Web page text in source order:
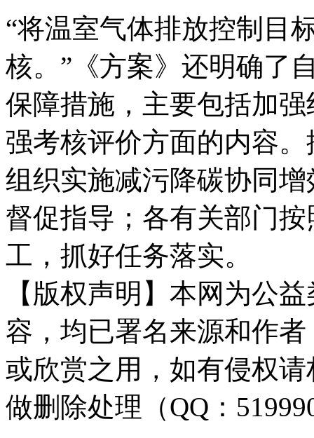
“将温室气体排放控制目
核。”《方案》还明确了
保障措施，主要包括加
强考核评价方面的内容
组织实施减污降碳协同
督促指导；各有关部门
工，抓好任务落实。
【版权声明】本网为公
容，均已署名来源和作
或欣赏之用，如有侵权
做删除处理（QQ：